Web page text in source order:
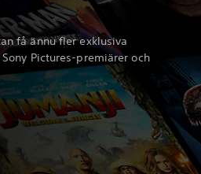
få ännu fler exklusiva
Pictures-premiärer och